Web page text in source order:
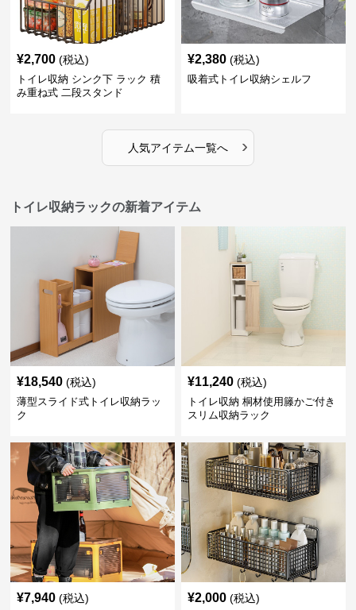
¥2,700 (税込)
トイレ収納 シンク下 ラック 積
み重ね式 二段スタンド
¥2,380 (税込)
吸着式トイレ収納シェルフ
人気アイテム一覧へ ›
トイレ収納ラックの新着アイテム
¥18,540 (税込)
薄型スライド式トイレ収納ラッ
ク
¥11,240 (税込)
トイレ収納 桐材使用籐かご付き
スリム収納ラック
¥7,940 (税込) ¥2,000 (税込)